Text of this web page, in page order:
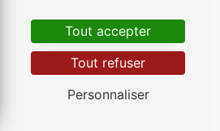
#contact-form
Tout accepter
Tout refuser
Personnaliser